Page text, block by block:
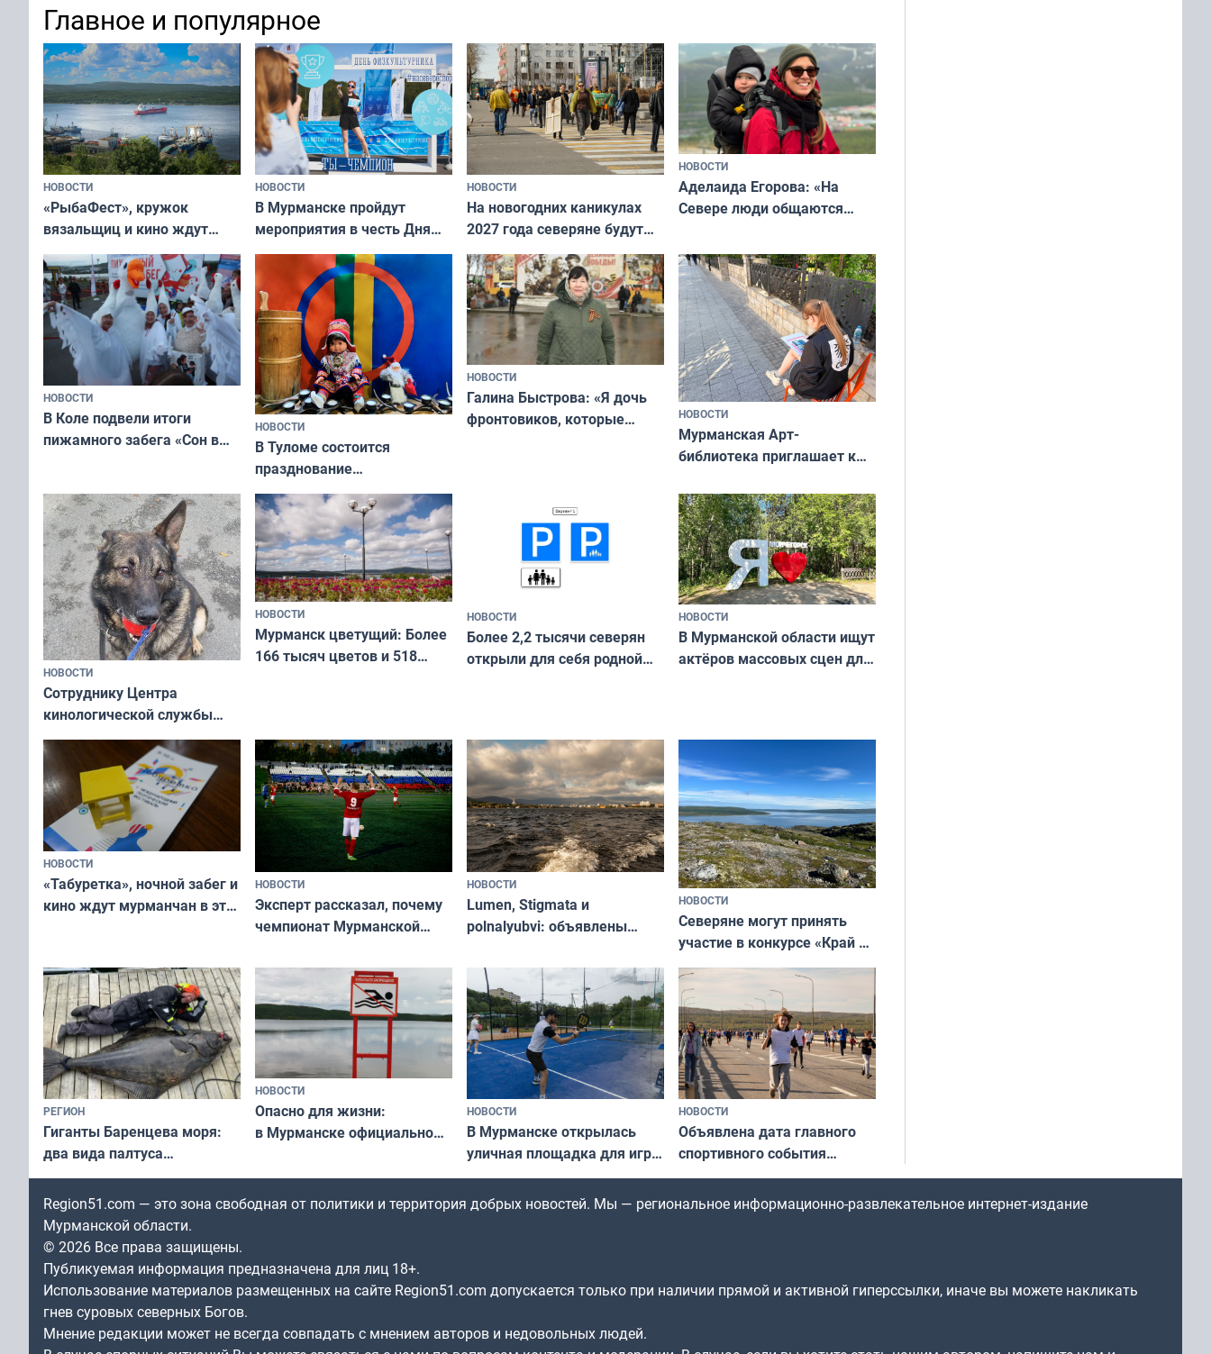
и вернуть свежий взгляд
без дорогих средств
современно и стильно без
переплат
независимому питомцу
питомцу всё сразу и без
криков
Главное и популярное
НОВОСТИ
«РыбаФест», кружок
вязальщиц и кино ждут
мурманчан в эти выходные
НОВОСТИ
В Мурманске пройдут
мероприятия в честь Дня
физкультурника
НОВОСТИ
На новогодних каникулах
2027 года северяне будут
отдыхать 11 дней
НОВОСТИ
Аделаида Егорова: «На
Севере люди общаются
а потому что
ты им интересен»
НОВОСТИ
В Коле подвели итоги
пижамного забега «Сон в
НОВОСТИ
В Туломе состоится
празднование
Международного дня
коренных народов мира
НОВОСТИ
Галина Быстрова: «Я дочь
фронтовиков, которые
НОВОСТИ
Мурманская Арт-
библиотека приглашает к
и фотографов
НОВОСТИ
Сотруднику Центра
кинологической службы
ищут новый дом
НОВОСТИ
Мурманск цветущий: Более
166 тысяч цветов и 518
НОВОСТИ
Более 2,2 тысячи северян
открыли для себя родной
НОВОСТИ
В Мурманской области ищут
актёров массовых сцен для
НОВОСТИ
«Табуретка», ночной забег и
кино ждут мурманчан в эти
НОВОСТИ
Эксперт рассказал, почему
чемпионат Мурманской
незамеченным
НОВОСТИ
Lumen, Stigmata и
polnalyubvi: объявлены
«Имандра» в 2026 года
НОВОСТИ
Северяне могут принять
участие в конкурсе «Край у
северной границы: фотогид
по Печенгскому округу»
РЕГИОН
Гиганты Баренцева моря:
два вида палтуса
и их рекордные трофеи
НОВОСТИ
Опасно для жизни:
в Мурманске официально
в городских водоёмах
НОВОСТИ
В Мурманске открылась
уличная площадка для игры
в падел
НОВОСТИ
Объявлена дата главного
спортивного события
Заполярья: как зарождался
фестиваль «Гольфстрим»
Region51.com — это зона свободная от политики и территория добрых новостей. Мы — региональное информационно-развлекательное интернет-издание
Мурманской области.
© 2026 Все права защищены.
Публикуемая информация предназначена для лиц 18+.
Использование материалов размещенных на сайте Region51.com допускается только при наличии прямой и активной гиперссылки, иначе вы можете накликать
гнев суровых северных Богов.
Мнение редакции может не всегда совпадать с мнением авторов и недовольных людей.